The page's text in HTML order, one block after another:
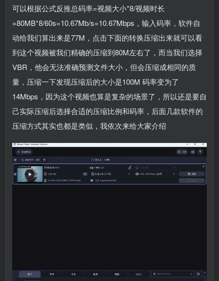
可以根据公式反推总码率=视频大小*8/视频时长
=80MB*8/60s=10.67Mb/s=10.67Mbps，输入码率，软件自
动给我们算出来是77M，点击下面的转换压缩出来就可以看
到这个视频被我们精确的压缩到80M左右了，而当我们选择
VBR，他会无法准确预测文件大小，但会压缩成相同的质
量，压缩一下发现压缩后的大小是100M 码率变为了
14Mbps，因为这个视频也算是复杂的场景了，所以还是要自
己实际压缩后选择合适的压缩比例和码率，后面几款软件的
压缩方式其实也都是类似，我依次来给大家介绍